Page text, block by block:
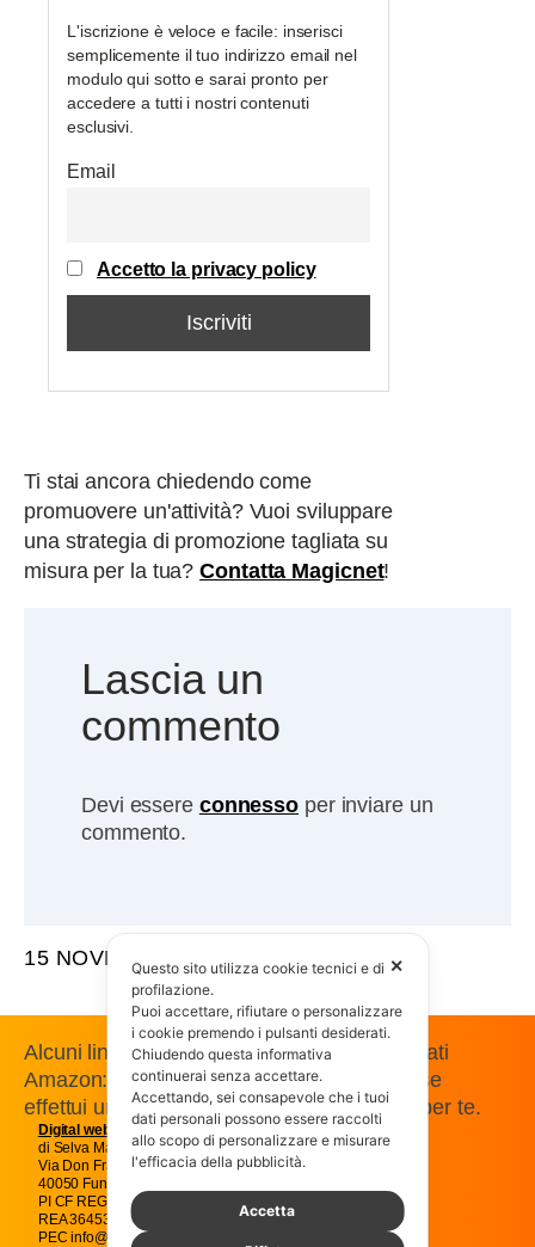
L'iscrizione è veloce e facile: inserisci
semplicemente il tuo indirizzo email nel
modulo qui sotto e sarai pronto per
accedere a tutti i nostri contenuti
esclusivi.
Email
Accetto la privacy policy
Ti stai ancora chiedendo come
promuovere un'attività? Vuoi sviluppare
una strategia di promozione tagliata su
misura per la tua?Contatta Magicnet!
Lascia un
commento
Devi essere connesso per inviare un
commento.
15 NOVEMBRE 2017
Alcuni link presenti in questo sito sono affiliati
Amazon: guadagniamo una commissione se
effettui un acquisto, senza costi aggiuntivi per te.
Digital web
Magic snc
di Selva Massimo e C.
Via Don Francesco Pasti 22
40050 Funo Argelato Bologna
PI CF REG IMP BO01707541205
REA 364538
PEC info@magicpec.it
✕
Questo sito utilizza cookie tecnici e di
profilazione.
Puoi accettare, rifiutare o personalizzare
i cookie premendo i pulsanti desiderati.
Chiudendo questa informativa
continuerai senza accettare.
Accettando, sei consapevole che i tuoi
dati personali possono essere raccolti
allo scopo di personalizzare e misurare
l'efficacia della pubblicità.
Accetta